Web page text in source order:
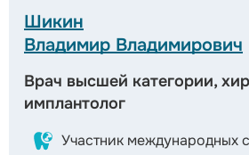
Шикин
Владимир Владимирович
Врач высшей категории,
имплантолог
Участник международных